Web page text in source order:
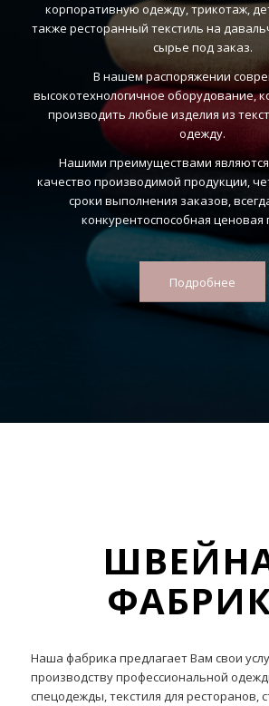
корпоративную одежду, трикотаж,
также ресторанный текстиль на
сырье под заказ.
В нашем распоряжении
высокотехнологичное оборудование,
производить любые изделия из
одежду.
Нашими преимуществами
качество производимой продукции,
сроки выполнения заказов,
конкурентоспособная ценовая
Подробнее
Наша фабрика предлагает Вам свои
производству профессиональной
спецодежды, текстиля для ресторанов,